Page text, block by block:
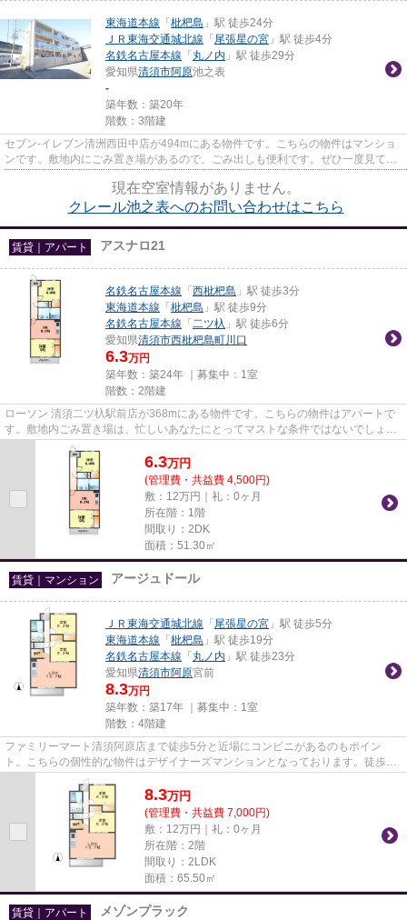
東海道本線 「 枇杷島 」駅 徒歩24分
ＪＲ東海交通城北線 「 尾張星の宮 」駅 徒歩4分
名鉄名古屋本線 「 丸ノ内 」駅 徒歩29分
愛知県清須市阿原池之表
-
築年数：築20年
階数：3階建
セブン-イレブン清洲西田中店が494mにある物件です。こちらの物件はマンショ
ンです。敷地内にごみ置き場があるので、ごみ出しも便利です。ぜひ一度見てい
現在空室情報がありません。
クレール池之表へのお問い合わせはこちら
賃貸｜アパート アスナロ21
名鉄名古屋本線 「 西枇杷島 」駅 徒歩3分
東海道本線 「 枇杷島 」駅 徒歩9分
名鉄名古屋本線 「 二ツ杁 」駅 徒歩6分
愛知県清須市西枇杷島町川口
6.3万円
築年数：築24年 ｜募集中： 1室
階数：2階建
ローソン 清須二ツ杁駅前店が368mにある物件です。こちらの物件はアパートで
す。敷地内ごみ置き場は、忙しいあなたにとってマストな条件ではないでしょう
か。気になるイチオシ物件情報...
6.3万円
(管理費・共益費 4,500円)
敷：12万円｜礼：0ヶ月
所在階：1階
間取り：2DK
面積：51.30㎡
賃貸｜マンション アージュドール
ＪＲ東海交通城北線 「 尾張星の宮 」駅 徒歩5分
東海道本線 「 枇杷島 」駅 徒歩19分
名鉄名古屋本線 「 丸ノ内 」駅 徒歩23分
愛知県清須市阿原宮前
8.3万円
築年数：築17年 ｜募集中： 1室
階数：4階建
ファミリーマート清須阿原店まで徒歩5分と近場にコンビニがあるのもポイン
ト。こちらの個性的な物件はデザイナーズマンションとなっております。徒歩5
分の位置に駅がある物件です。共...
8.3万円
(管理費・共益費 7,000円)
敷：12万円｜礼：0ヶ月
所在階：2階
間取り：2LDK
面積：65.50㎡
賃貸｜アパート メゾンプラック